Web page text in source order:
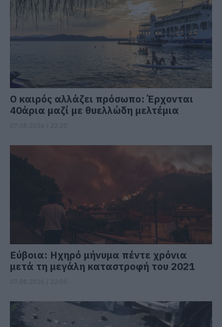
Ο καιρός αλλάζει πρόσωπο: Έρχονται
40άρια μαζί με θυελλώδη μελτέμια
Εύβοια: Ηχηρό μήνυμα πέντε χρόνια
μετά τη μεγάλη καταστροφή του 2021